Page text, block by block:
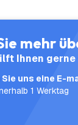
Sie mehr
Ihnen
uns eine E-
1 Werktag